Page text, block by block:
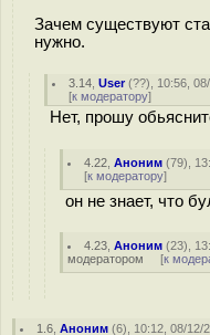
Зачем существуют
нужно.
3.14 ,User(??), 10:56,
[к модератору]
Нет, прошу
4.22 ,Аноним (79),
[к модератору]
он не знает, что
4.23 ,Аноним (23),
модератором [к
1.6 ,Аноним (6), 10:12, 08/12/